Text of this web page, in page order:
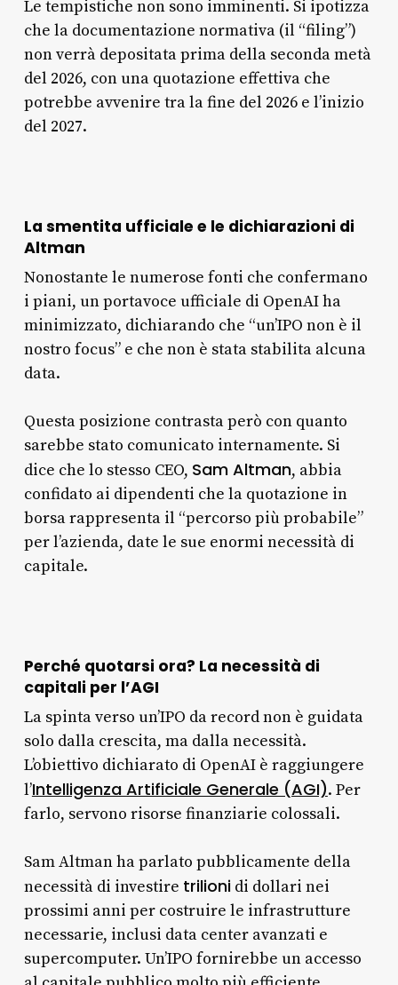
Le tempistiche non sono imminenti. Si ipotizza
che la documentazione normativa (il “filing”)
non verrà depositata prima della seconda metà
del 2026, con una quotazione effettiva che
potrebbe avvenire tra la fine del 2026 e l’inizio
del 2027.
La smentita ufficiale e le dichiarazioni di
Altman
Nonostante le numerose fonti che confermano
i piani, un portavoce ufficiale di OpenAI ha
minimizzato, dichiarando che “un’IPO non è il
nostro focus” e che non è stata stabilita alcuna
data.
Questa posizione contrasta però con quanto
sarebbe stato comunicato internamente. Si
dice che lo stesso CEO, Sam Altman, abbia
confidato ai dipendenti che la quotazione in
borsa rappresenta il “percorso più probabile”
per l’azienda, date le sue enormi necessità di
capitale.
Perché quotarsi ora? La necessità di
capitali per l’AGI
La spinta verso un’IPO da record non è guidata
solo dalla crescita, ma dalla necessità.
L’obiettivo dichiarato di OpenAI è raggiungere
l’Intelligenza Artificiale Generale (AGI). Per
farlo, servono risorse finanziarie colossali.
Sam Altman ha parlato pubblicamente della
necessità di investire trilionidi dollari nei
prossimi anni per costruire le infrastrutture
necessarie, inclusi data center avanzati e
supercomputer. Un’IPO fornirebbe un accesso